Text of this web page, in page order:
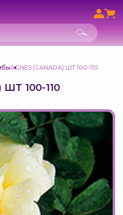
AGNES (CANADA) ШТ 100-110
ШТ 100-110